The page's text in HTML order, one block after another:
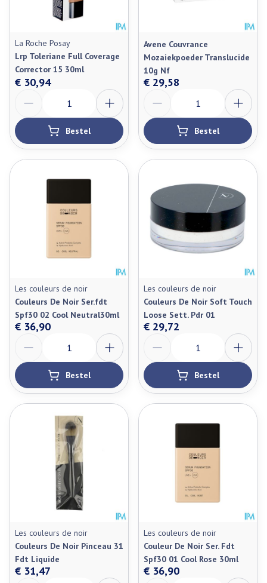
La Roche Posay
Lrp Toleriane Full Coverage
Corrector 15 30ml
€ 30,94
Bestel
Avene Couvrance
Mozaiekpoeder Translucide
10g Nf
€ 29,58
Bestel
Les couleurs de noir
Couleurs De Noir Ser.fdt
Spf30 02 Cool Neutral30ml
€ 36,90
Bestel
Les couleurs de noir
Couleurs De Noir Soft Touch
Loose Sett. Pdr 01
€ 29,72
Bestel
Les couleurs de noir
Couleurs De Noir Pinceau 31
Fdt Liquide
€ 31,47
Les couleurs de noir
Couleur De Noir Ser. Fdt
Spf30 01 Cool Rose 30ml
€ 36,90